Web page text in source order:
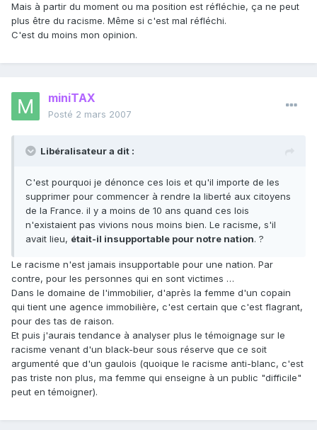
Mais à partir du moment ou ma position est réfléchie, ça ne peut
plus être du racisme. Même si c'est mal réfléchi.
C'est du moins mon opinion.
miniTAX
Posté 2 mars 2007
Libéralisateur a dit :
C'est pourquoi je dénonce ces lois et qu'il importe de les
supprimer pour commencer à rendre la liberté aux citoyens
de la France. il y a moins de 10 ans quand ces lois
n'existaient pas vivions nous moins bien. Le racisme, s'il
avait lieu, était-il insupportable pour notre nation. ?
Le racisme n'est jamais insupportable pour une nation. Par
contre, pour les personnes qui en sont victimes …
Dans le domaine de l'immobilier, d'après la femme d'un copain
qui tient une agence immobilière, c'est certain que c'est flagrant,
pour des tas de raison.
Et puis j'aurais tendance à analyser plus le témoignage sur le
racisme venant d'un black-beur sous réserve que ce soit
argumenté que d'un gaulois (quoique le racisme anti-blanc, c'est
pas triste non plus, ma femme qui enseigne à un public "difficile"
peut en témoigner).